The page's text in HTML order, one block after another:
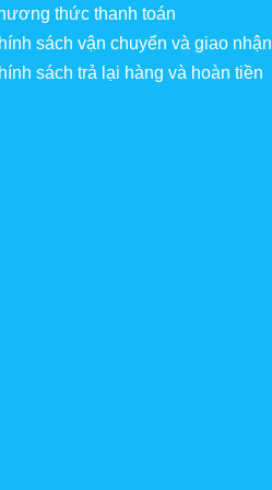
thức thanh toán
sách vận chuyển và giao nhận
sách trả lại hàng và hoàn tiền